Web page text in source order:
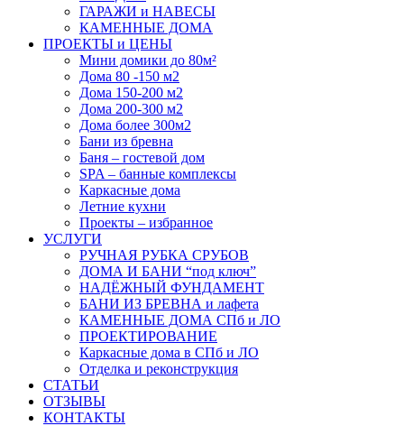
ГАРАЖИ и НАВЕСЫ
КАМЕННЫЕ ДОМА
ПРОЕКТЫ и ЦЕНЫ
Мини домики до 80м²
Дома 80 -150 м2
Дома 150-200 м2
Дома 200-300 м2
Дома более 300м2
Бани из бревна
Баня – гостевой дом
SPA – банные комплексы
Каркасные дома
Летние кухни
Проекты – избранное
УСЛУГИ
РУЧНАЯ РУБКА СРУБОВ
ДОМА И БАНИ “под ключ”
НАДЁЖНЫЙ ФУНДАМЕНТ
БАНИ ИЗ БРЕВНА и лафета
КАМЕННЫЕ ДОМА СПб и ЛО
ПРОЕКТИРОВАНИЕ
Каркасные дома в СПб и ЛО
Отделка и реконструкция
СТАТЬИ
ОТЗЫВЫ
КОНТАКТЫ